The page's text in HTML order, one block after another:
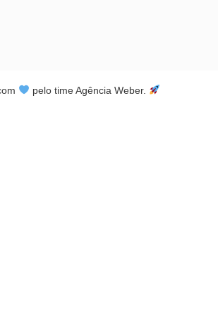
pelo time Agência Weber.